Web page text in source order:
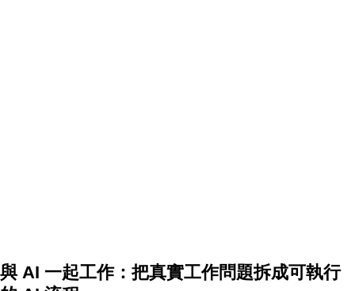
與 AI 一起工作：把真實工作問題拆成可執行